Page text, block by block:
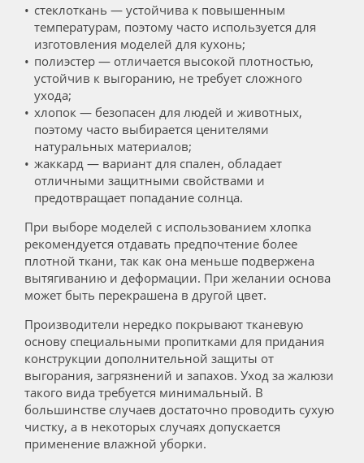
стеклоткань — устойчива к повышенным
температурам, поэтому часто используется для
изготовления моделей для кухонь;
полиэстер — отличается высокой плотностью,
устойчив к выгоранию, не требует сложного
ухода;
хлопок — безопасен для людей и животных,
поэтому часто выбирается ценителями
натуральных материалов;
жаккард — вариант для спален, обладает
отличными защитными свойствами и
предотвращает попадание солнца.
При выборе моделей с использованием хлопка
рекомендуется отдавать предпочтение более
плотной ткани, так как она меньше подвержена
вытягиванию и деформации. При желании основа
может быть перекрашена в другой цвет.
Производители нередко покрывают тканевую
основу специальными пропитками для придания
конструкции дополнительной защиты от
выгорания, загрязнений и запахов. Уход за жалюзи
такого вида требуется минимальный. В
большинстве случаев достаточно проводить сухую
чистку, а в некоторых случаях допускается
применение влажной уборки.